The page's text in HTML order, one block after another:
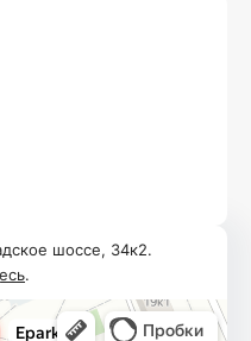
шоссе, 34к2.
.